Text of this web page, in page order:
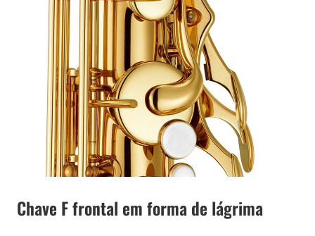
Chave F frontal em forma de lágrima